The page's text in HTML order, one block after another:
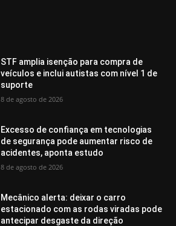
STF amplia isenção para compra de
veículos e inclui autistas com nível 1 de
suporte
8 de agosto de 2026
Excesso de confiança em tecnologias
de segurança pode aumentar risco de
acidentes, aponta estudo
8 de agosto de 2026
Mecânico alerta: deixar o carro
estacionado com as rodas viradas pode
antecipar desgaste da direção